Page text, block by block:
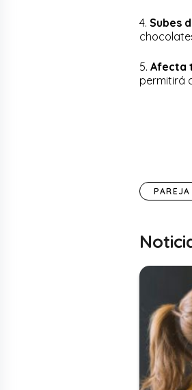
4. Subes
5. Afecta
permitirá
PAREJA